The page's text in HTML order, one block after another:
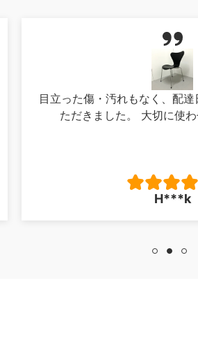
目立った傷・汚れもなく、配
ただきました。 大切に使
H***k